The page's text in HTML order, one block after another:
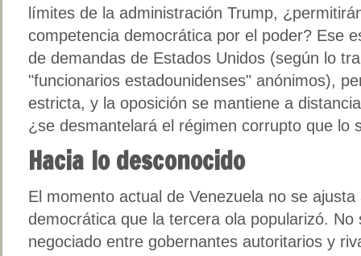
límites de la administración Trump,
competencia democrática por el poder? Ese
de demandas de Estados Unidos (según lo
"funcionarios estadounidenses" anónimos),
estricta, y la oposición se mantiene a
¿se desmantelará el régimen corrupto que lo
Hacia lo desconocido
El momento actual de Venezuela no se
democrática que la tercera ola popularizó.
negociado entre gobernantes autoritarios y